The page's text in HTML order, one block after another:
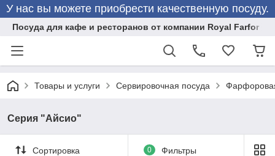
У нас вы можете приобрести качественную посуду.
Посуда для кафе и ресторанов от компании Royal Farfor
Товары и услуги Сервировочная посуда
Серия "Айсио"
Сортировка 0 Фильтры